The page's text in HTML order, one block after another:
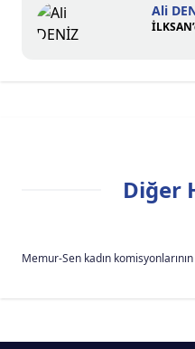
Ali
Diğer
Memur-Sen kadın